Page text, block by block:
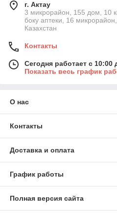
г. Актау
3 микрорайон, 155 дом, 10
боку аптеки, 16
Казахстан
Контакты
Сегодня работает с 10:00
Показать весь график
О нас
Контакты
Доставка и оплата
График работы
Полная версия сайта